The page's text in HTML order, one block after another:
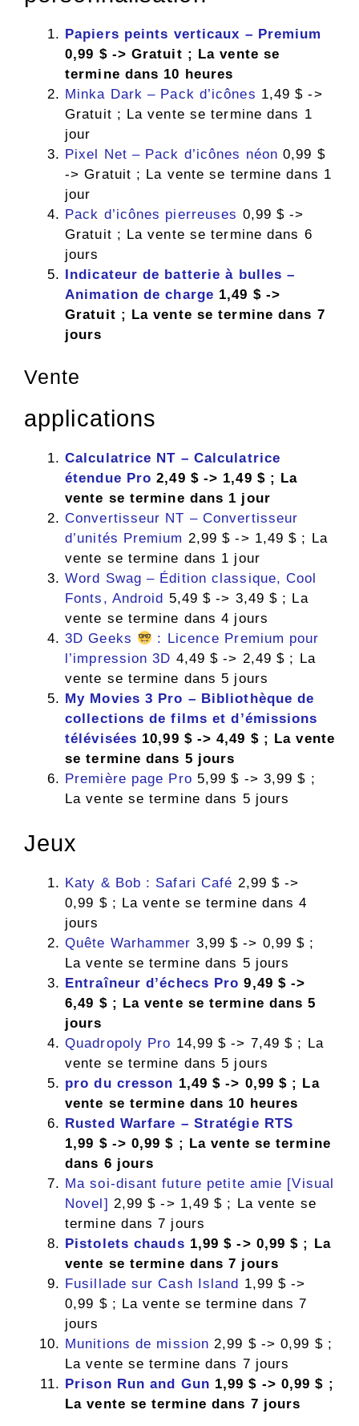
Papiers peints verticaux – Premium
0,99 $ -> Gratuit ; La vente se
termine dans 10 heures
Minka Dark – Pack d’icônes 1,49 $ ->
Gratuit ; La vente se termine dans 1
jour
Pixel Net – Pack d’icônes néon 0,99 $
-> Gratuit ; La vente se termine dans 1
jour
Pack d’icônes pierreuses 0,99 $ ->
Gratuit ; La vente se termine dans 6
jours
Indicateur de batterie à bulles –
Animation de charge 1,49 $ ->
Gratuit ; La vente se termine dans 7
jours
Vente
applications
Calculatrice NT – Calculatrice
étendue Pro 2,49 $ -> 1,49 $ ; La
vente se termine dans 1 jour
Convertisseur NT – Convertisseur
d’unités Premium 2,99 $ -> 1,49 $ ; La
vente se termine dans 1 jour
Word Swag – Édition classique, Cool
Fonts, Android 5,49 $ -> 3,49 $ ; La
vente se termine dans 4 jours
3D Geeks
: Licence Premium pour
l’impression 3D 4,49 $ -> 2,49 $ ; La
vente se termine dans 5 jours
My Movies 3 Pro – Bibliothèque de
collections de films et d’émissions
télévisées 10,99 $ -> 4,49 $ ; La vente
se termine dans 5 jours
Première page Pro 5,99 $ -> 3,99 $ ;
La vente se termine dans 5 jours
Jeux
Katy & Bob : Safari Café 2,99 $ ->
0,99 $ ; La vente se termine dans 4
jours
Quête Warhammer 3,99 $ -> 0,99 $ ;
La vente se termine dans 5 jours
Entraîneur d’échecs Pro 9,49 $ ->
6,49 $ ; La vente se termine dans 5
jours
Quadropoly Pro 14,99 $ -> 7,49 $ ; La
vente se termine dans 5 jours
pro du cresson 1,49 $ -> 0,99 $ ; La
vente se termine dans 10 heures
Rusted Warfare – Stratégie RTS
1,99 $ -> 0,99 $ ; La vente se termine
dans 6 jours
Ma soi-disant future petite amie [Visual
Novel] 2,99 $ -> 1,49 $ ; La vente se
termine dans 7 jours
Pistolets chauds 1,99 $ -> 0,99 $ ; La
vente se termine dans 7 jours
Fusillade sur Cash Island 1,99 $ ->
0,99 $ ; La vente se termine dans 7
jours
Munitions de mission 2,99 $ -> 0,99 $ ;
La vente se termine dans 7 jours
Prison Run and Gun 1,99 $ -> 0,99 $ ;
La vente se termine dans 7 jours